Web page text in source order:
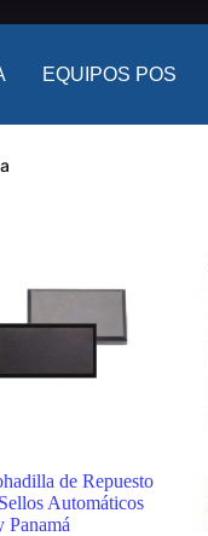
EQUIPOS POS
de Repuesto
Automáticos
Panamá